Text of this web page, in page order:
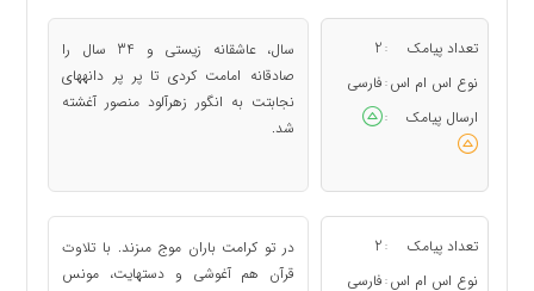
تعداد پیامک :
2
نوع اس ام اس : فارسی
ارسال پیامک
:
سال، عاشقانه زيستى و 34 سال را
صادقانه امامت كردى تا پر پر دانه‏هاى
نجابتت به انگور زهرآلود منصور آغشته
شد.
تعداد پیامک :
2
نوع اس ام اس : فارسی
در تو كرامت باران موج مى‏زند. با تلاوت
قرآن هم آغوشى و دست‏هايت، مونس